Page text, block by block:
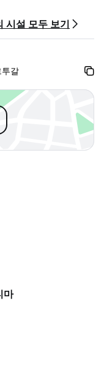
시설 모두 보기
갈
마